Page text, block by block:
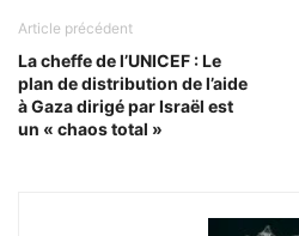
Article précédent
La cheffe de l’UNICEF : Le
plan de distribution de l’aide
à Gaza dirigé par Israël est
un « chaos total »